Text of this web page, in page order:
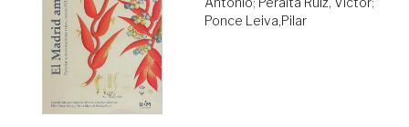
Ponce Leiva,Pilar